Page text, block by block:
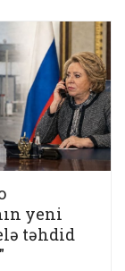
yeni
təhdid